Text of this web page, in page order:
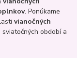
. Ponúkame
vianočných
období a